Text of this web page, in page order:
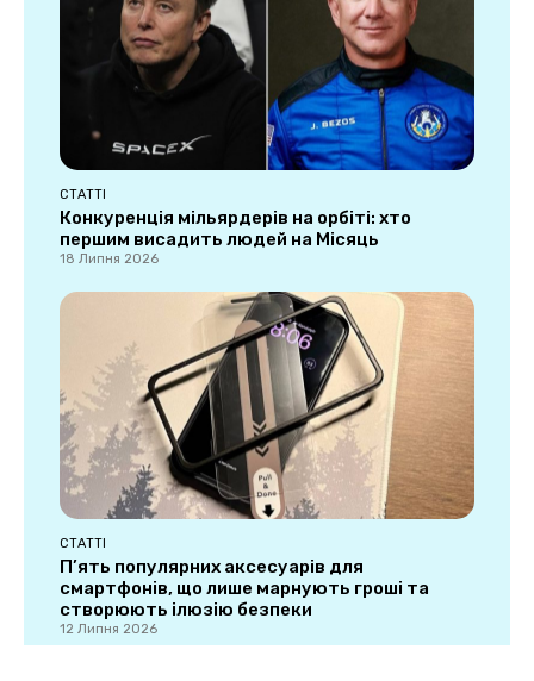
СТАТТІ
Конкуренція мільярдерів на орбіті: хто
першим висадить людей на Місяць
18 Липня 2026
СТАТТІ
П’ять популярних аксесуарів для
смартфонів, що лише марнують гроші та
створюють ілюзію безпеки
12 Липня 2026